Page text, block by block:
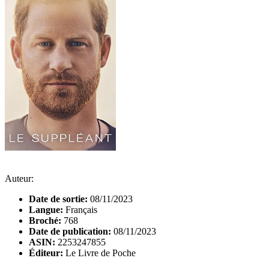
Auteur:
Date de sortie: 08/11/2023
Langue: Français
Broché: 768
Date de publication: 08/11/2023
ASIN: 2253247855
Éditeur: Le Livre de Poche